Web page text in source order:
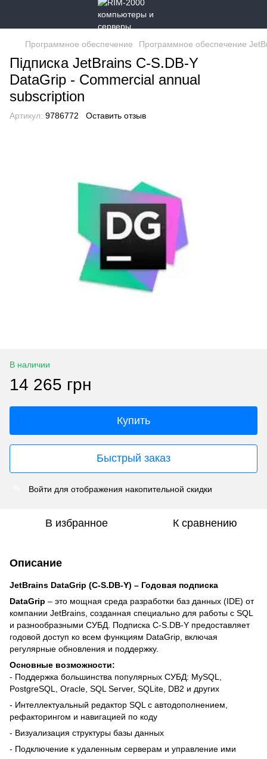
Программное обеспечение Программное обеспечение
Підписка JetBrains C-S.DB-Y
DataGrip - Commercial annual
subscription
Артикул: 9786772 Оставить отзыв
В наличии
14 265 грн
Купить
Быстрый заказ
Войти для отображения накопительной скидки
В избранное К сравнению
Описание
JetBrains DataGrip (C-S.DB-Y) – Годовая подписка
DataGrip – это мощная среда разработки баз данных (IDE) от
компании JetBrains, созданная специально для работы с SQL
и разнообразными СУБД. Подписка C-S.DB-Y предоставляет
годовой доступ ко всем функциям DataGrip, включая
регулярные обновления и поддержку.
Основные возможности:
- Поддержка большинства популярных СУБД: MySQL,
PostgreSQL, Oracle, SQL Server, SQLite, DB2 и других
- Интеллектуальный редактор SQL с автодополнением,
рефакторингом и навигацией по коду
- Визуализация структуры базы данных
- Подключение к удаленным серверам и управление ими